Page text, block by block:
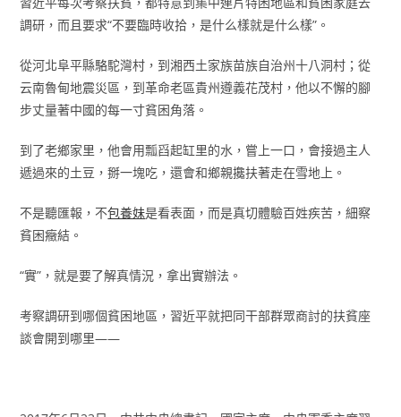
調研，而且要求“不要臨時收拾，是什么樣就是什么樣”。
從河北阜平縣駱駝灣村，到湘西土家族苗族自治州十八洞村；從
云南魯甸地震災區，到革命老區貴州遵義花茂村，他以不懈的腳
步丈量著中國的每一寸貧困角落。
到了老鄉家里，他會用瓢舀起缸里的水，嘗上一口，會接過主人
遞過來的土豆，掰一塊吃，還會和鄉親攙扶著走在雪地上。
不是聽匯報，不包養妹是看表面，而是真切體驗百姓疾苦，細察
貧困癥結。
“實”，就是要了解真情況，拿出實辦法。
考察調研到哪個貧困地區，習近平就把同干部群眾商討的扶貧座
談會開到哪里——